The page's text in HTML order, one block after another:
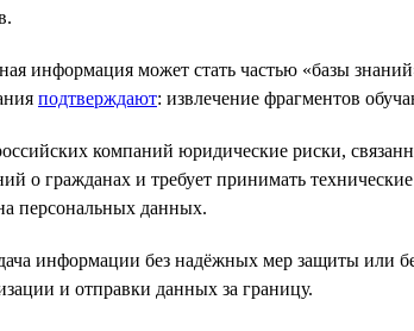
информация может стать частью «базы
подтверждают: извлечение фрагментов
компаний юридические риски,
о гражданах и требует принимать
персональных данных.
информации без надёжных мер защиты или
и отправки данных за границу.